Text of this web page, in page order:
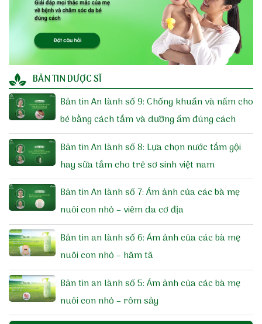
BẢN TIN DƯỢC SĨ
Bản tin An lành số 9: Chống khuẩn và nấm cho
bé bằng cách tắm và dưỡng ẩm đúng cách
Bản tin An lành số 8: Lựa chọn nước tắm gội
hay sữa tắm cho trẻ sơ sinh việt nam
Bản tin An lành số 7: Ám ảnh của các bà mẹ
nuôi con nhỏ – viêm da cơ địa
Bản tin an lành số 6: Ám ảnh của các bà mẹ
nuôi con nhỏ – hăm tã
Bản tin an lành số 5: Ám ảnh của các bà mẹ
nuôi con nhỏ – rôm sảy